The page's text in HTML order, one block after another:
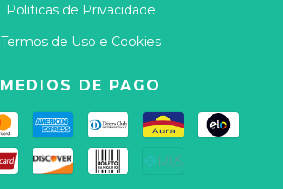
Politicas de Privacidade
Termos de Uso e Cookies
MEDIOS DE PAGO